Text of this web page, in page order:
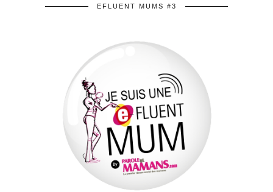
EFLUENT MUMS #3